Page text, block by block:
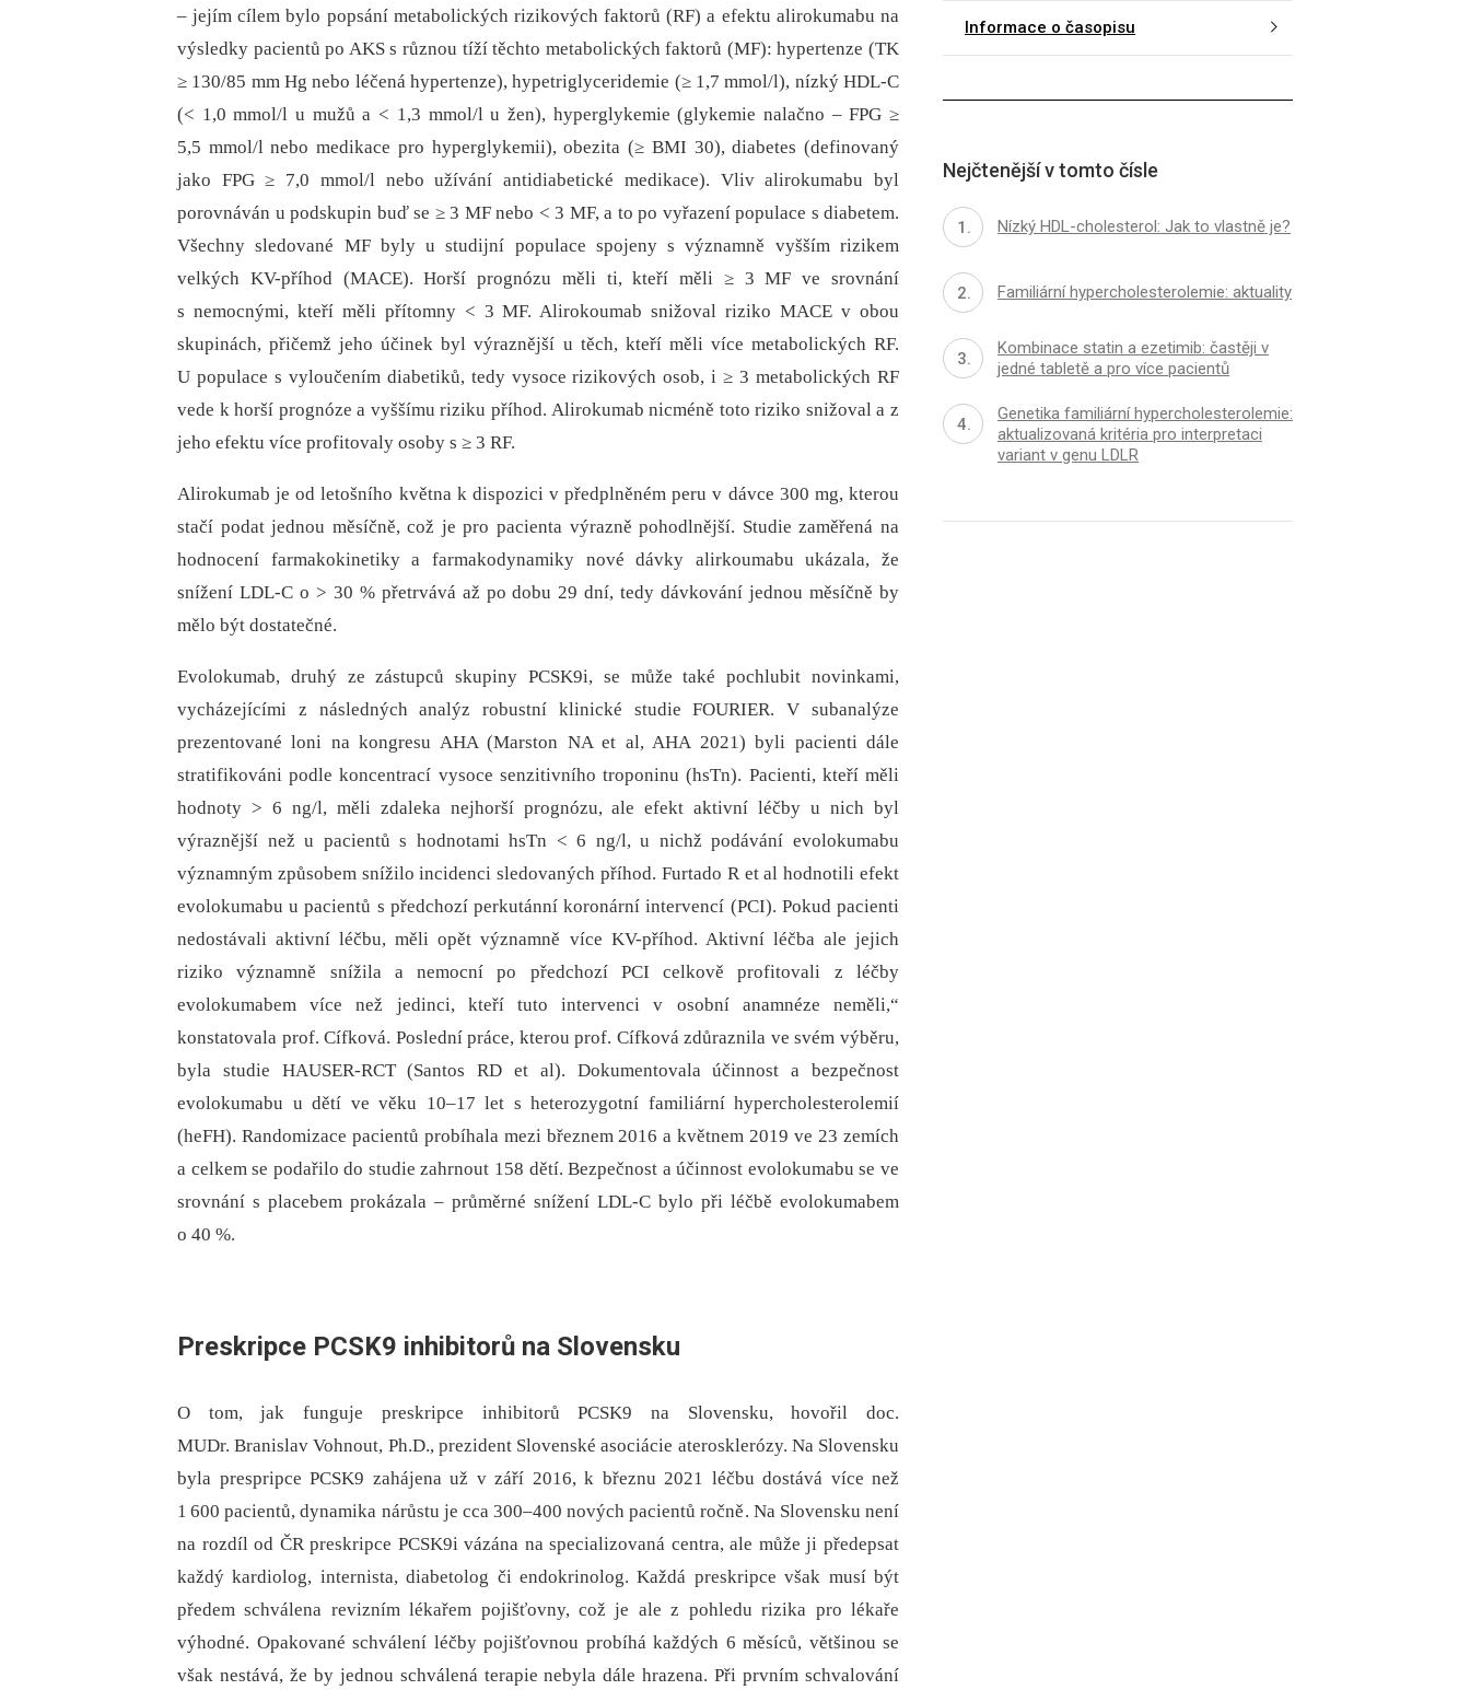
–⁠ jejím cílem bylo popsání metabolických rizikových faktorů (RF) a efektu alirokumabu na
výsledky pacientů po AKS s různou tíží těchto metabolických faktorů (MF): hypertenze (TK
≥ 130/85 mm Hg nebo léčená hypertenze), hypetriglyceridemie (≥ 1,7 mmol/l), nízký HDL-C
(< 1,0 mmol/l u mužů a < 1,3 mmol/l u žen), hyper­glykemie (glyk­emie nalačno –⁠ FPG ≥
5,5 mmol/l nebo medikace pro hyperglykemii), obezita (≥ BMI 30), diabetes (definovaný
jako FPG ≥ 7,0 mmol/l nebo užívání antidiabetické medikace). Vliv alirokumabu byl
porovnáván u podskupin buď se ≥ 3 MF nebo < 3 MF, a to po vyřazení populace s diabetem.
Všechny sledované MF byly u studijní populace spojeny s významně vyšším rizikem
velkých KV-příhod (MACE). Horší prognózu měli ti, kteří měli ≥ 3 MF ve srovnání
s nemocnými, kteří měli přítomny < 3 MF. Alirokoumab snižoval riziko MACE v obou
skupinách, přičemž jeho účinek byl výraznější u těch, kteří měli více metabolických RF.
U populace s vyloučením diabetiků, tedy vysoce rizikových osob, i ≥ 3 metabolických RF
vede k horší prognóze a vyššímu riziku příhod. Alirokumab nicméně toto riziko snižoval a z
jeho efektu více profitovaly osoby s ≥ 3 RF.
Alirokumab je od letošního května k dispozici v předplněném peru v dávce 300 mg, kterou
stačí podat jednou měsíčně, což je pro pacienta výrazně pohodlnější. Studie zaměřená na
hodnocení farmakokinetiky a farmakodynamiky nové dávky alirkoumabu ukázala, že
snížení LDL-C o > 30 % přetrvává až po dobu 29 dní, tedy dávkování jednou měsíčně by
mělo být dostatečné.
Evolokumab, druhý ze zástupců skupiny PCSK9i, se může také pochlubit novinkami,
vycházejícími z následných analýz robustní klinické studie FOURIER. V subanalýze
prezentované loni na kongresu AHA (Marston NA et al, AHA 2021) byli pacienti dále
stratifikováni podle koncentrací vysoce senzitivního troponinu (hsTn). Pacienti, kteří měli
hodnoty > 6 ng/l, měli zdaleka nejhorší prognózu, ale efekt aktivní léčby u nich byl
výraznější než u pacientů s hodnotami hsTn < 6 ng/l, u nichž podávání evolokumabu
významným způsobem snížilo incidenci sledovaných příhod. Furtado R et al hodnotili efekt
evolokumabu u pacientů s předchozí perkutánní koronární intervencí (PCI). Pokud pacienti
nedostávali aktivní léčbu, měli opět významně více KV-příhod. Aktivní léčba ale jejich
riziko významně snížila a nemocní po předchozí PCI celkově profitovali z léčby
evolokumabem více než jedinci, kteří tuto intervenci v osobní anamnéze neměli,“
konstatovala prof. Cífková. Poslední práce, kterou prof. Cífková zdůraznila ve svém výběru,
byla studie HAUSER-RCT (Santos RD et al). Dokumentovala účinnost a bezpečnost
evolokumabu u dětí ve věku 10–17 let s heterozygotní familiární hypercholesterolemií
(heFH). Randomizace pacientů probíhala mezi březnem 2016 a květnem 2019 ve 23 zemích
a celkem se podařilo do studie zahrnout 158 dětí. Bezpečnost a účinnost evolokumabu se ve
srovnání s placebem prokázala –⁠ průměrné snížení LDL-C bylo při léčbě evolokumabem
o 40 %.
Preskripce PCSK9 inhibitorů na Slovensku
O tom, jak funguje preskripce inhibitorů PCSK9 na Slovensku, hovořil doc.
MUDr. Branislav Vohnout, Ph.D., prezident Slovenské asociácie aterosklerózy. Na Slovensku
byla prespripce PCSK9 zahájena už v září 2016, k březnu 2021 léčbu dostává více než
1 600 pacientů, dynamika nárůstu je cca 300–400 nových pacientů ročně. Na Slovensku není
na rozdíl od ČR preskripce PCSK9i vázána na specializovaná centra, ale může ji předepsat
každý kardiolog, internista, diabetolog či endokrinolog. Každá preskripce však musí být
předem schválena revizním lékařem pojišťovny, což je ale z pohledu rizika pro lékaře
výhodné. Opakované schválení léčby pojišťovnou probíhá každých 6 měsíců, většinou se
však nestává, že by jednou schválená terapie nebyla dále hrazena. Při prvním schvalování
Informace o časopisu
Nejčtenější v tomto čísle
Nízký HDL-cholesterol: Jak to vlastně je?
Familiární hypercholesterolemie: aktuality
Kombinace statin a ezetimib: častěji v
jedné tabletě a pro více pacientů
Genetika familiární hypercholesterolemie:
aktualizovaná kritéria pro interpretaci
variant v genu LDLR